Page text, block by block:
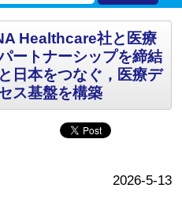
Healthcare社と医療
ートナーシップを締結
日本をつなぐ，医療デ
ス基盤を構築
2026-5-13